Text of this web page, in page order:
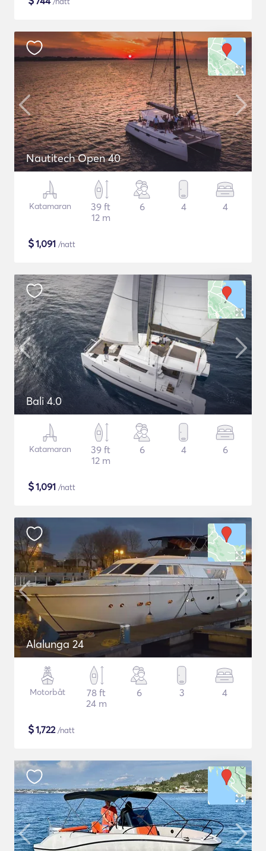
Nautitech Open 40
Katamaran
39 ft
12 m
6 4 4
$1,091 /natt
Bali 4.0
Katamaran
39 ft
12 m
6 4 6
$1,091 /natt
Alalunga 24
Motorbåt
78 ft
24 m
6 3 4
$1,722/natt